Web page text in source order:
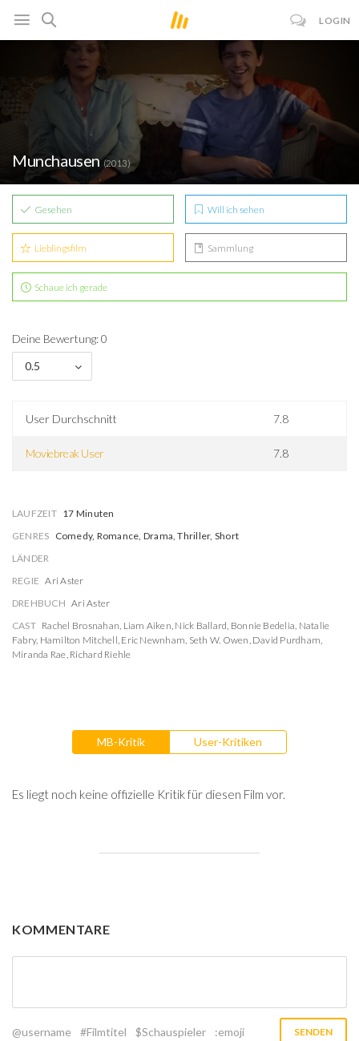
LOGIN
Munchausen(2013)
Gesehen Will ich sehen
Lieblingsfilm Sammlung
Schaue ich gerade
Deine Bewertung: 0
0.5
User Durchschnitt 7.8
Moviebreak User 7.8
LAUFZEIT 17 Minuten
GENRES Comedy, Romance, Drama, Thriller, Short
LÄNDER
REGIE Ari Aster
DREHBUCH Ari Aster
CAST Rachel Brosnahan, Liam Aiken, Nick Ballard, Bonnie Bedelia, Natalie
Fabry, Hamilton Mitchell, Eric Newnham, Seth W. Owen, David Purdham,
Miranda Rae, Richard Riehle
MB-Kritik User-Kritiken
Es liegt noch keine offizielle Kritik für diesen Film vor.
KOMMENTARE
@username #Filmtitel $Schauspieler :emoji